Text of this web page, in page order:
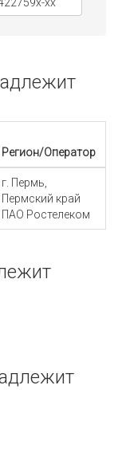
Регион/Оператор
г. Пермь,
Пермский край
ПАО Ростелеком